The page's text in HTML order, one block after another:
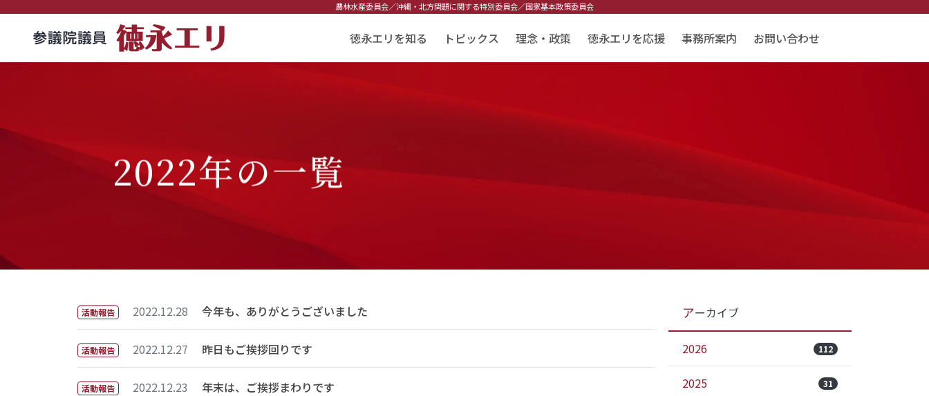
農林水産委員会／沖縄・北方問題に関する特別委員会／国家基本政策委員会
徳永エリを知る トピックス 理念・政策 徳永エリを応援 事務所案内 お問い合わせ
2022年の一覧
活動報告 2022.12.28 今年も、ありがとうございました
活動報告 2022.12.27 昨日もご挨拶回りです
活動報告 2022.12.23 年末は、ご挨拶まわりです
アーカイブ
2026 112
2025 31